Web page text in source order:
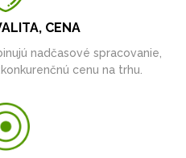
CENA
nadčasové spracovanie,
cenu na trhu.